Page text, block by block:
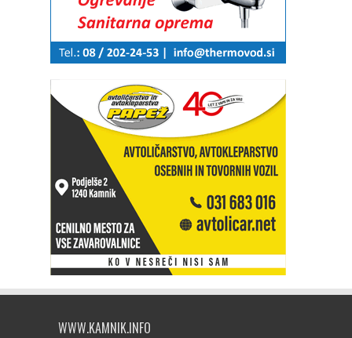
WWW.KAMNIK.INFO